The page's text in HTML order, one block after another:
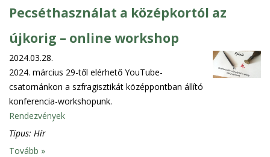
Pecséthasználat a középkortól az
újkorig – online workshop
2024.03.28.
2024. március 29-től elérhető YouTube-
csatornánkon a szfragisztikát középpontban állító
konferencia-workshopunk.
Rendezvények
Típus: Hír
Tovább »